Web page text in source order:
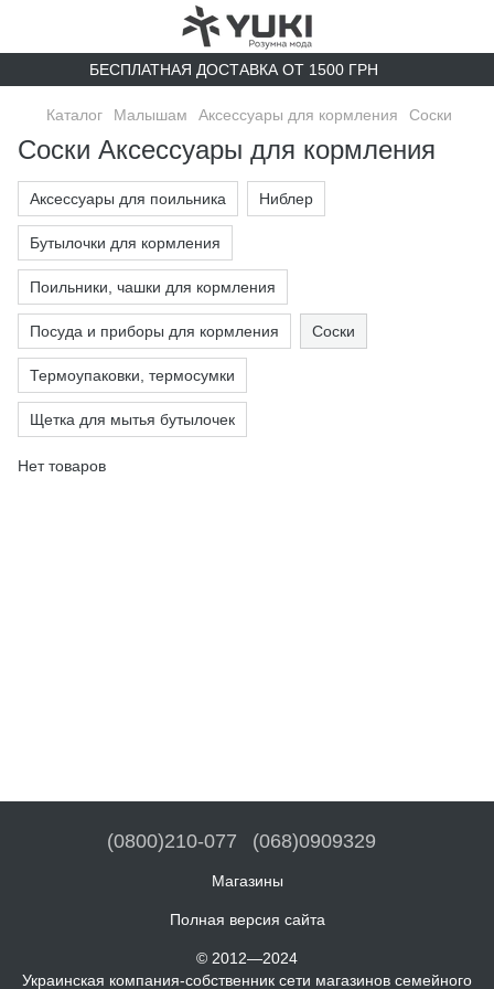
БЕСПЛАТНАЯ ДОСТАВКА ОТ 1500 ГРН
Каталог Малышам Аксессуары для кормления Соски
Соски Аксессуары для кормления
Аксессуары для поильника Ниблер
Бутылочки для кормления
Поильники, чашки для кормления
Посуда и приборы для кормления Соски
Термоупаковки, термосумки
Щетка для мытья бутылочек
Нет товаров
(0800)210-077 (068)0909329
Магазины
Полная версия сайта
© 2012—2024
Украинская компания-собственник сети магазинов семейного